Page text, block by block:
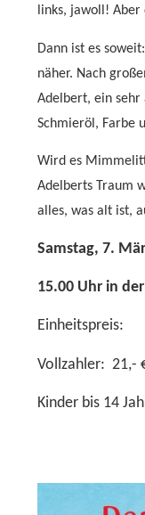
links, jawoll! Aber
Dann ist es
näher. Nach
Adelbert, ein sehr
Schmieröl, Farbe
Wird es
Adelberts Traum
alles, was alt ist,
Samstag, 7.
15.00 Uhr in
Einheitspreis:
Vollzahler: 21,-
Kinder bis 14